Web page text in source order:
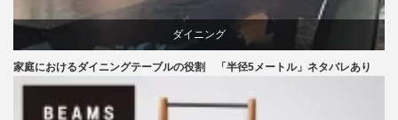
ダイニング
家庭におけるダイニングテーブルの役割 「半径5メートル」ネタバレあり